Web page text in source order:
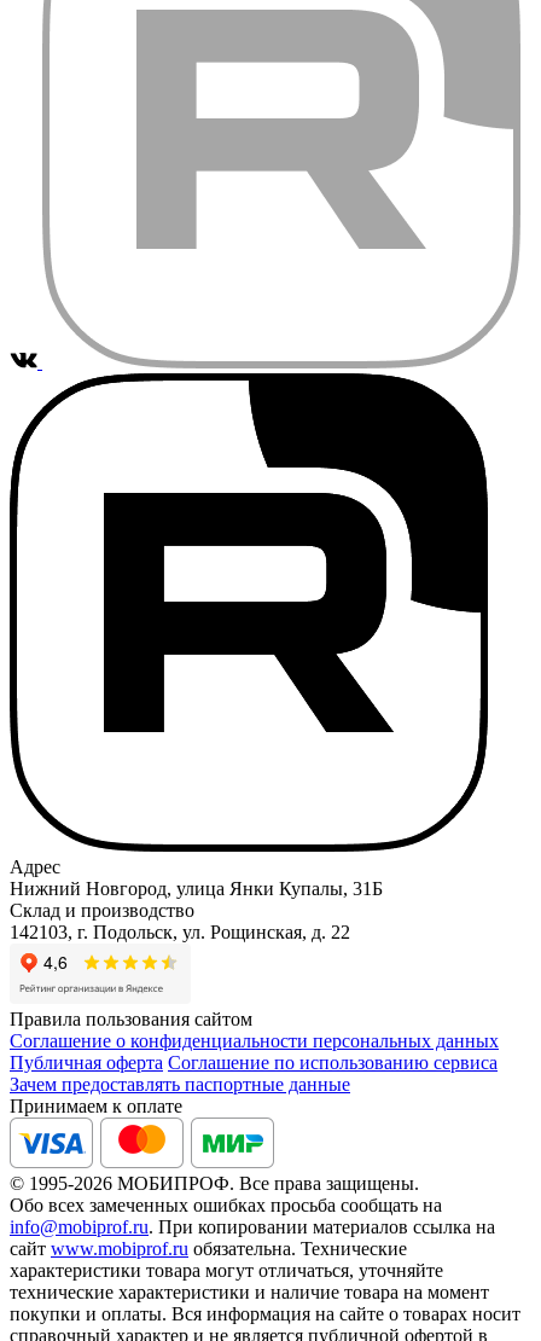
Адрес
Нижний Новгород, улица Янки Купалы, 31Б
Склад и производство
142103, г. Подольск, ул. Рощинская, д. 22
Правила пользования сайтом
Соглашение о конфиденциальности персональных данных
Публичная оферта Соглашение по использованию сервиса
Зачем предоставлять паспортные данные
Принимаем к оплате
© 1995-2026 МОБИПРОФ. Все права защищены.
Обо всех замеченных ошибках просьба сообщать на
info@mobiprof.ru. При копировании материалов ссылка на
сайт www.mobiprof.ru обязательна. Технические
характеристики товара могут отличаться, уточняйте
технические характеристики и наличие товара на момент
покупки и оплаты. Вся информация на сайте о товарах носит
справочный характер и не является публичной офертой в